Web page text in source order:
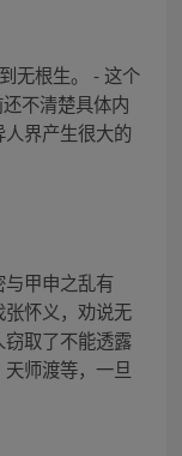
无根生。 - 这个
不清楚具体内
界产生很大的
甲申之乱有
怀义，劝说无
取了不能透露
师渡等，一旦